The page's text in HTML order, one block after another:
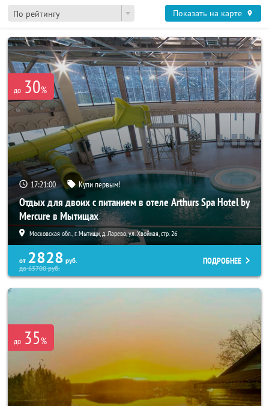
По рейтингу Показать на карте
до 30%
17:21:00 Купи первым!
Отдых для двоих с питанием в отеле Arthurs Spa Hotel by
Mercure в Мытищах
Московская обл., г. Мытищи, д. Ларево, ул. Хвойная, стр. 26
от 2828 руб.
до65700руб.
ПОДРОБНЕЕ
до 35%